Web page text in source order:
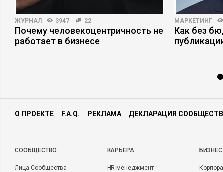
ЖУРНАЛ 3947 22
Почему человекоцентричность не
работает в бизнесе
МАРКЕТИНГ
Как без
О ПРОЕКТЕ F.A.Q. РЕКЛАМА ДЕКЛАРАЦИЯ
CООБЩЕСТВО
Лица Сообщества
КАРЬЕРА
HR-менеджмент